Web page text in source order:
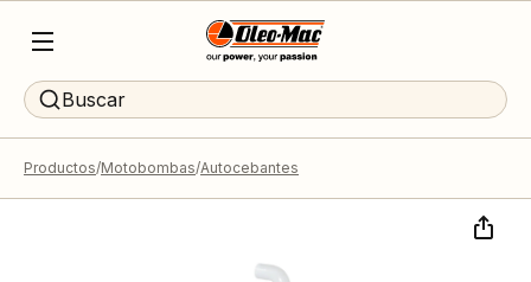
Buscar
Productos Motobombas Autocebantes